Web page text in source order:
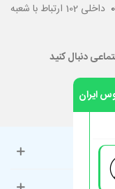
داخلی 102 ارتباط با شعبه
دنبال کنید
ایران